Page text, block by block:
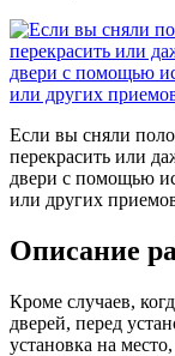
Если вы сняли
перекрасить или
двери с помощью
или других
Описание
Кроме случаев,
дверей, перед
установка на